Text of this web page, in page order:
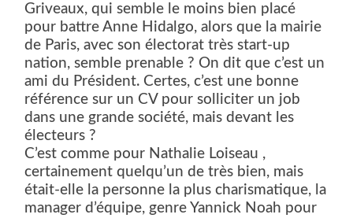
Griveaux, qui semble le moins bien placé
pour battre Anne Hidalgo, alors que la mairie
de Paris, avec son électorat très start-up
nation, semble prenable ? On dit que c’est un
ami du Président. Certes, c’est une bonne
référence sur un CV pour solliciter un job
dans une grande société, mais devant les
électeurs ?
C’est comme pour Nathalie Loiseau ,
certainement quelqu’un de très bien, mais
était-elle la personne la plus charismatique, la
manager d’équipe, genre Yannick Noah pour